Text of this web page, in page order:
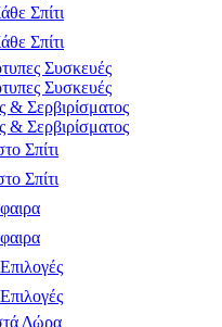
Σπίτι
Σπίτι
Συσκευές
Συσκευές
& Σερβιρίσματος
& Σερβιρίσματος
Σπίτι
Σπίτι
Δώρα